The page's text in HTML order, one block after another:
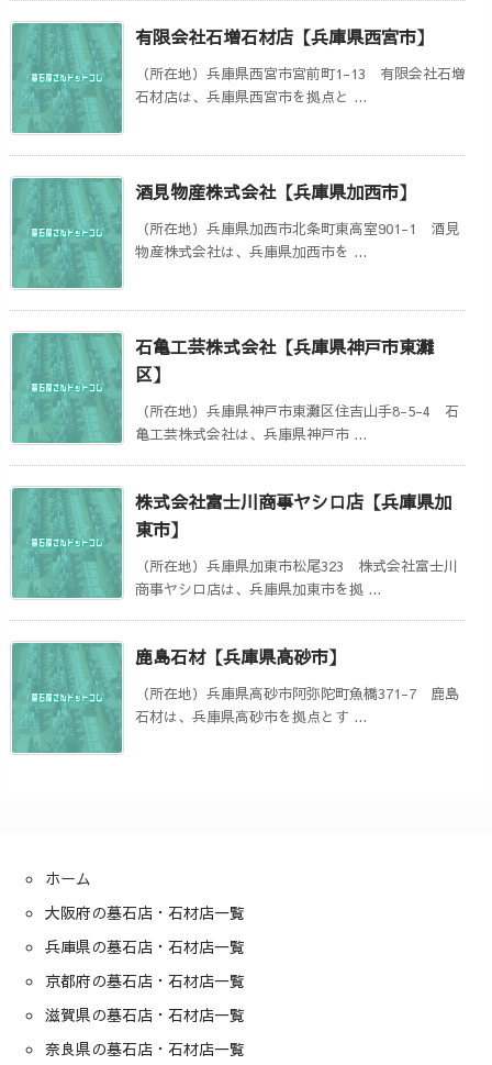
有限会社石増石材店【兵庫県西宮市】
（所在地）兵庫県西宮市宮前町1-13 有限会社石増
石材店は、兵庫県西宮市を拠点と ...
酒見物産株式会社【兵庫県加西市】
（所在地）兵庫県加西市北条町東高室901-1 酒見
物産株式会社は、兵庫県加西市を ...
石亀工芸株式会社【兵庫県神戸市東灘
区】
（所在地）兵庫県神戸市東灘区住吉山手8-5-4 石
亀工芸株式会社は、兵庫県神戸市 ...
株式会社富士川商事ヤシロ店【兵庫県加
東市】
（所在地）兵庫県加東市松尾323 株式会社富士川
商事ヤシロ店は、兵庫県加東市を拠 ...
鹿島石材【兵庫県高砂市】
（所在地）兵庫県高砂市阿弥陀町魚橋371-7 鹿島
石材は、兵庫県高砂市を拠点とす ...
ホーム
大阪府の墓石店・石材店一覧
兵庫県の墓石店・石材店一覧
京都府の墓石店・石材店一覧
滋賀県の墓石店・石材店一覧
奈良県の墓石店・石材店一覧